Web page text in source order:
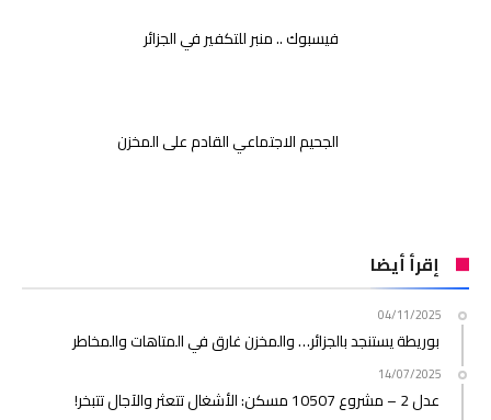
فيسبوك .. منبر للتكفير في الجزائر
الجحيم الاجتماعي القادم على المخزن
إقرأ أيضا
04/11/2025
بوريطة يستنجد بالجزائر… والمخزن غارق في المتاهات والمخاطر
14/07/2025
عدل 2 – مشروع 10507 مسكن: الأشغال تتعثر والآجال تتبخر!